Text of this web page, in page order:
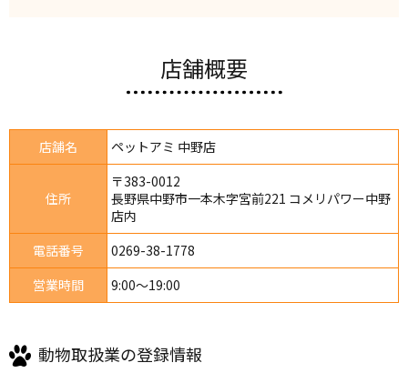
店舗概要
店舗名 ペットアミ 中野店
住所
〒383-0012
長野県中野市一本木字宮前221 コメリパワー中野
店内
電話番号
0269-38-1778
営業時間
9:00～19:00
動物取扱業の登録情報